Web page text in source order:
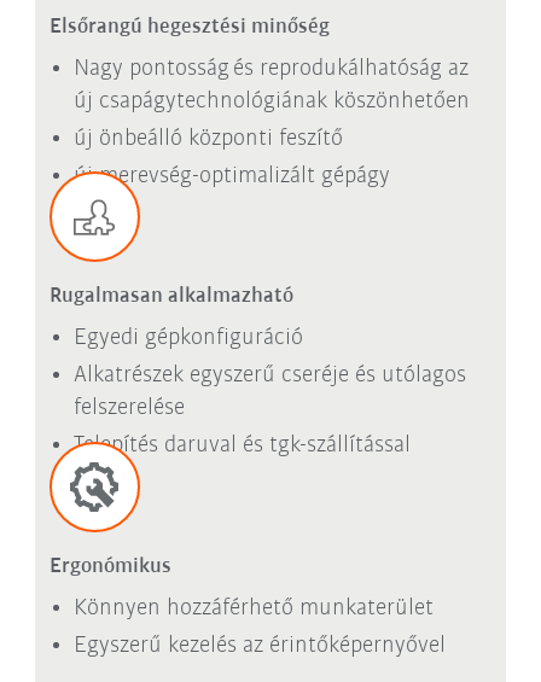
Elsőrangú hegesztési minőség
Nagy pontosság és reprodukálhatóság az
új csapágytechnológiának köszönhetően
új önbeálló központi feszítő
új merevség-optimalizált gépágy
Rugalmasan alkalmazható
Egyedi gépkonfiguráció
Alkatrészek egyszerű cseréje és utólagos
felszerelése
Telepítés daruval és tgk-szállítással
Ergonómikus
Könnyen hozzáférhető munkaterület
Egyszerű kezelés az érintőképernyővel